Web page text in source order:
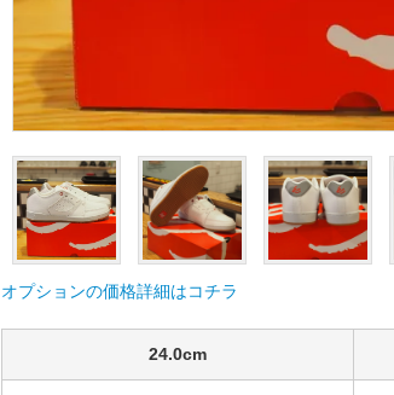
オプションの価格詳細はコチラ
24.0cm